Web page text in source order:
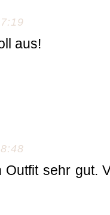
aus!
Outfit sehr gut.